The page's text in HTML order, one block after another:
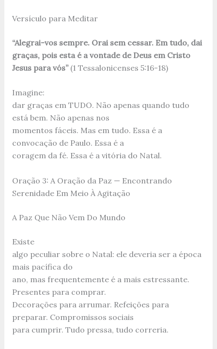
Versículo para Meditar
“Alegrai-vos sempre. Orai sem cessar. Em tudo, dai
graças, pois esta é a vontade de Deus em Cristo
Jesus para vós”(1 Tessalonicenses 5:16-18)
Imagine:
dar graças em TUDO. Não apenas quando tudo
está bem. Não apenas nos
momentos fáceis. Mas em tudo. Essa é a
convocação de Paulo. Essa é a
coragem da fé. Essa é a vitória do Natal.
Oração 3: A Oração da Paz — Encontrando
Serenidade Em Meio À Agitação
A Paz Que Não Vem Do Mundo
Existe
algo peculiar sobre o Natal: ele deveria ser a época
mais pacífica do
ano, mas frequentemente é a mais estressante.
Presentes para comprar.
Decorações para arrumar. Refeições para
preparar. Compromissos sociais
para cumprir. Tudo pressa, tudo correria.